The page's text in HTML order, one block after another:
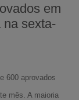
em
na sexta-
600 aprovados
mês. A maioria